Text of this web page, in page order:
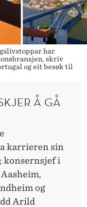
har
skriv
og eit besøk til
Å GÅ
karrieren sin
konsernsjef i
og
Arild